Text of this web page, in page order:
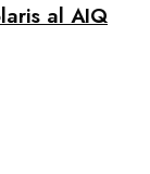
al AIQ